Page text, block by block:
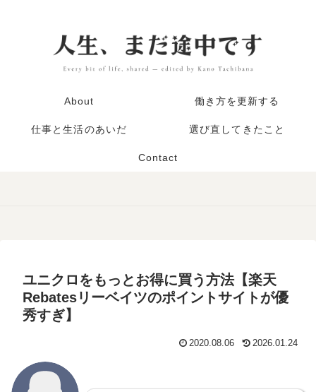
About 働き方を更新する
仕事と生活のあいだ 選び直してきたこと
Contact
ユニクロをもっとお得に買う方法【楽天
Rebatesリーベイツのポイントサイトが優
秀すぎ】
2020.08.06 2026.01.24